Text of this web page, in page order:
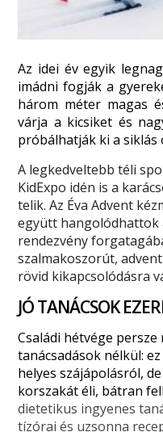
Az idei év egyik
imádni fogják a
három méter magas
várja a kicsiket és
próbálhatják ki a siklás
A legkedveltebb téli
KidExpo idén is a
telik. Az Éva Advent
együtt hangolódhattok
rendezvény
szalmakoszorút,
rövid kikapcsolódásra
JÓ TANÁCSOK
Családi hétvége persze
tanácsadások nélkül:
helyes szájápolásról,
korszakát éli, bátran
dietetikus ingyenes
tízórai és uzsonna